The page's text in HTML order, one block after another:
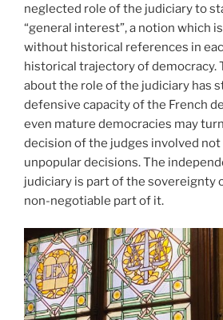
neglected role of the judiciary to
“general interest”, a notion which
without historical references in
historical trajectory of democracy.
about the role of the judiciary has
defensive capacity of the French
even mature democracies may
decision of the judges involved
unpopular decisions. The
judiciary is part of the sovereignty
non-negotiable part of it.